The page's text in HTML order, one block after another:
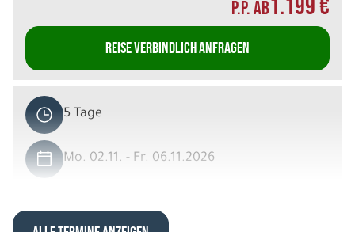
P.P. AB1.199 €
REISE VERBINDLICH ANFRAGEN
5 Tage
Mo. 02.11. - Fr. 06.11.2026